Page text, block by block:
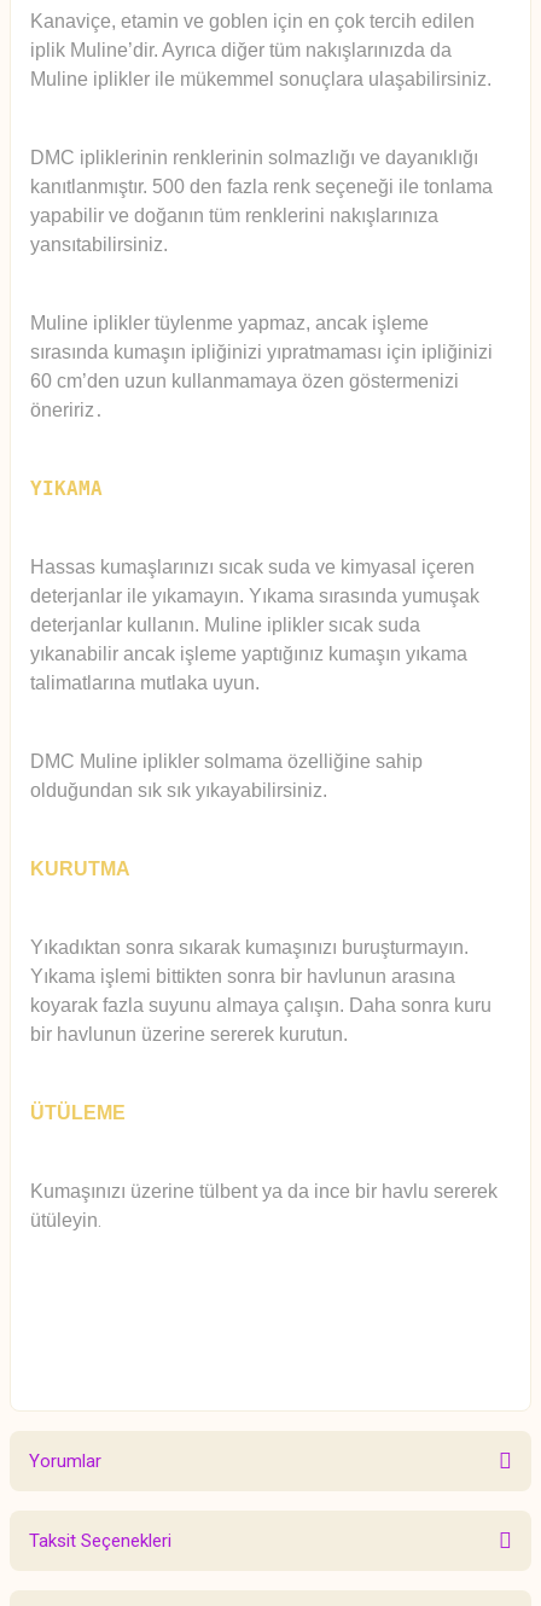
Kanaviçe, etamin ve goblen için en çok tercih edilen
iplik Muline’dir. Ayrıca diğer tüm nakışlarınızda da
Muline iplikler ile mükemmel sonuçlara ulaşabilirsiniz.
DMC ipliklerinin renklerinin solmazlığı ve dayanıklığı
kanıtlanmıştır. 500 den fazla renk seçeneği ile tonlama
yapabilir ve doğanın tüm renklerini nakışlarınıza
yansıtabilirsiniz.
Muline iplikler tüylenme yapmaz, ancak işleme
sırasında kumaşın ipliğinizi yıpratmaması için ipliğinizi
60 cm’den uzun kullanmamaya özen göstermenizi
öneririz .
YIKAMA
Hassas kumaşlarınızı sıcak suda ve kimyasal içeren
deterjanlar ile yıkamayın. Yıkama sırasında yumuşak
deterjanlar kullanın. Muline iplikler sıcak suda
yıkanabilir ancak işleme yaptığınız kumaşın yıkama
talimatlarına mutlaka uyun.
DMC Muline iplikler solmama özelliğine sahip
olduğundan sık sık yıkayabilirsiniz.
KURUTMA
Yıkadıktan sonra sıkarak kumaşınızı buruşturmayın.
Yıkama işlemi bittikten sonra bir havlunun arasına
koyarak fazla suyunu almaya çalışın. Daha sonra kuru
bir havlunun üzerine sererek kurutun.
ÜTÜLEME
Kumaşınızı üzerine tülbent ya da ince bir havlu sererek
ütüleyin.
Yorumlar
Taksit Seçenekleri